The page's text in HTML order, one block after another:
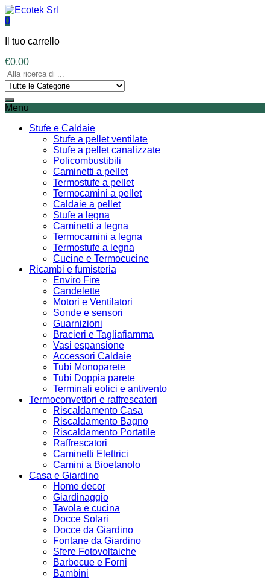
0
Il tuo carrello
€0,00
Menu
Stufe e Caldaie
Stufe a pellet ventilate
Stufe a pellet canalizzate
Policombustibili
Caminetti a pellet
Termostufe a pellet
Termocamini a pellet
Caldaie a pellet
Stufe a legna
Caminetti a legna
Termocamini a legna
Termostufe a legna
Cucine e Termocucine
Ricambi e fumisteria
Enviro Fire
Candelette
Motori e Ventilatori
Sonde e sensori
Guarnizioni
Bracieri e Tagliafiamma
Vasi espansione
Accessori Caldaie
Tubi Monoparete
Tubi Doppia parete
Terminali eolici e antivento
Termoconvettori e raffrescatori
Riscaldamento Casa
Riscaldamento Bagno
Riscaldamento Portatile
Raffrescatori
Caminetti Elettrici
Camini a Bioetanolo
Casa e Giardino
Home decor
Giardinaggio
Tavola e cucina
Docce Solari
Docce da Giardino
Fontane da Giardino
Sfere Fotovoltaiche
Barbecue e Forni
Bambini